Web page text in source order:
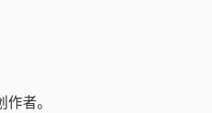
者。